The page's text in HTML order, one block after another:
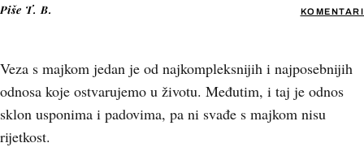
Piše T. B. KOMENTARI
Veza s majkom jedan je od najkompleksnijih i najposebnijih
odnosa koje ostvarujemo u životu. Međutim, i taj je odnos
sklon usponima i padovima, pa ni svađe s majkom nisu
rijetkost.